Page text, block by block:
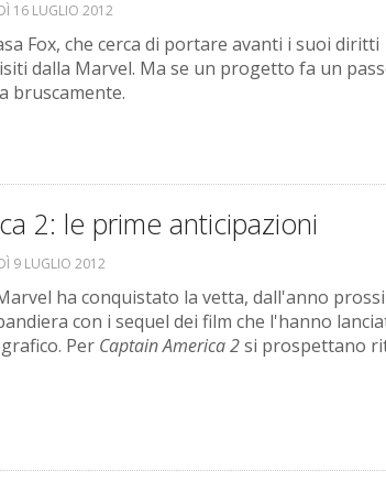
16 LUGLIO 2012
Fox, che cerca di portare avanti i suoi diritti
dalla Marvel. Ma se un progetto fa un
bruscamente.
2: le prime anticipazioni
9 LUGLIO 2012
ha conquistato la vetta, dall'anno
con i sequel dei film che l'hanno
Per Captain America 2si prospettano